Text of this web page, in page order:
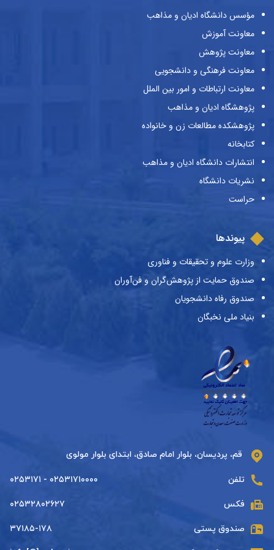
مؤسس دانشگاه ادیان و مذاهب
معاونت آموزش
معاونت پژوهش
معاونت فرهنگی و دانشجویی
معاونت ارتباطات و امور بین الملل
پژوهشگاه ادیان و مذاهب
پژوهشکده مطالعات زن و خانواده
کتابخانه
انتشارات دانشگاه ادیان و مذاهب
نشریات دانشگاه
حراست
پیوندها
وزارت علوم و تحقیقات و فناوری
صندوق حمایت از پژوهش‌گران و فن‌آوران
صندوق رفاه دانشجویان
بنیاد ملی نخبگان
قم، پردیسان، بلوار امام صادق، ابتدای بلوار مولوی
تلفن ۰۲۵۳۱۷۱۰۰۰۰ - ۰۲۵۳۱۷۱
فکس ۰۲۵۳۲۸۰۲۶۲۷
صندوق پستی ۳۷۱۸۵-۱۷۸